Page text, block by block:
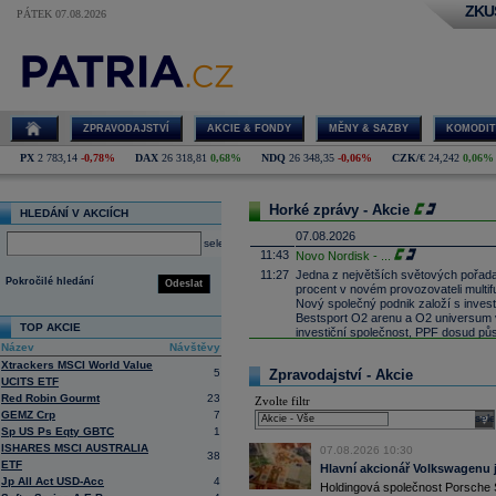
PÁTEK 07.08.2026
ZPRAVODAJSTVÍ AKCIE & FONDY MĚNY & SAZBY
PX 2 783,14 -0,78% DAX 26 318,81 0,68% NDQ 26 348,35 -0,06% CZK/€ 24,242 0,06%
HLEDÁNÍ V AKCIÍCH
select
Odeslat
Pokročilé hledání
TOP AKCIE
Název
Návštěvy
Xtrackers MSCI World Value
UCITS ETF
5
Red Robin Gourmt
23
GEMZ Crp
7
Sp US Ps Eqty GBTC
1
ISHARES MSCI AUSTRALIA
ETF
38
Jp All Act USD-Acc
4
Horké zprávy - Akcie
07.08.2026
11:43 Novo Nordisk -
11:27 Jedna z největších světových
procent v novém provozovateli
Nový společný podnik založí s
Bestsport O2 arenu a O2
investiční společnost, PPF dosud
se v pololetí propadla do čisté ztráty
Zároveň automobilkuVolkswagen
konkurenceschopnosti (ČTK)
11:02 Italy's Prysmia...
10:51 EasyJet-JP Mo......
10:28 BP -HSBCsnižu......
10:13
Ahold Delhaize...
9:10 DraftKings dosáhl ve 2Q výnosů
Zpravodajství - Akcie
Zvolte filtr
07.08.2026 10:30
Hlavní akcionář
Holdingová společnost